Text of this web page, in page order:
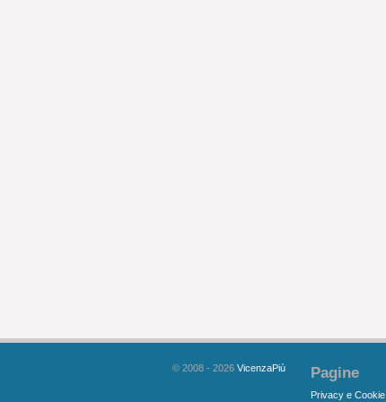
© 2008 - 2026 VicenzaPiù Pagine
Privacy e Cookie